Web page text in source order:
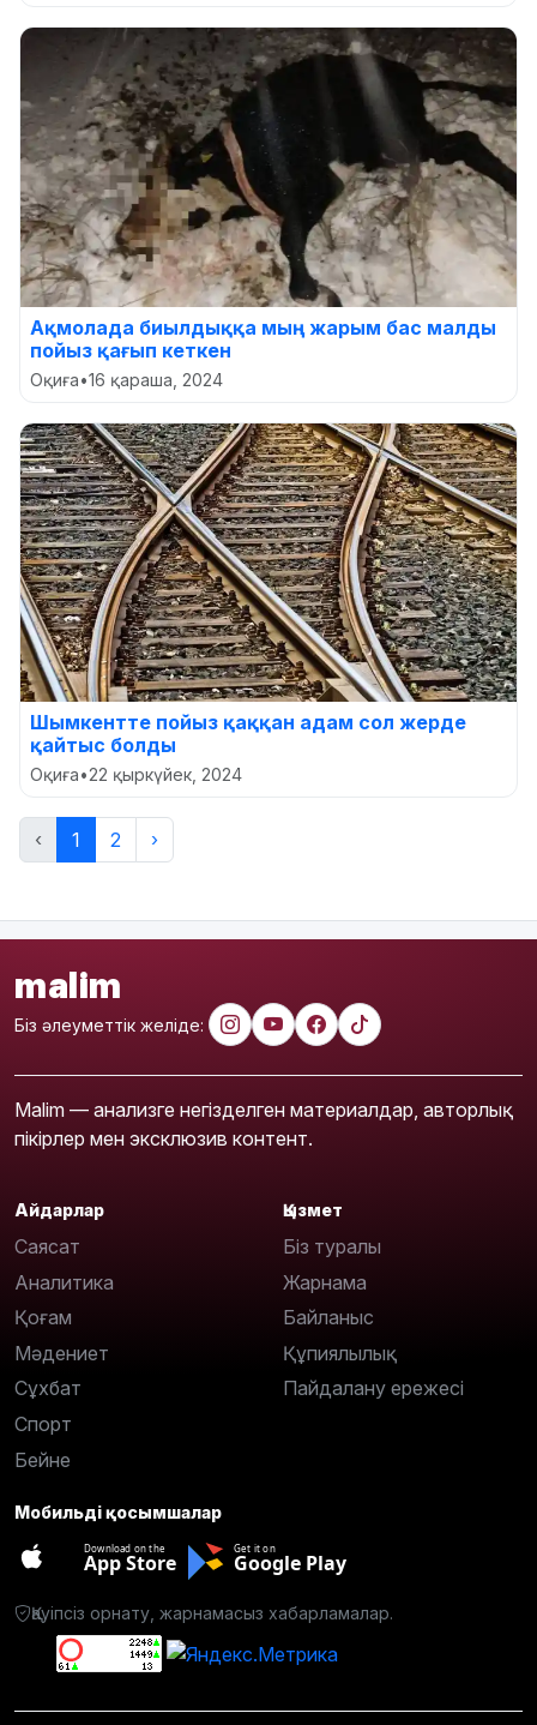
Ақмолада биылдыққа мың жарым бас малды
пойыз қағып кеткен
Оқиға•16 қараша, 2024
Шымкентте пойыз қаққан адам сол жерде
қайтыс болды
Оқиға•22 қыркүйек, 2024
‹ 1 2 ›
malim
Біз әлеуметтік желіде:
Malim — анализге негізделген материалдар, авторлық
пікірлер мен эксклюзив контент.
Айдарлар
Саясат
Аналитика
Қоғам
Мәдениет
Сұхбат
Спорт
Бейне
Қызмет
Біз туралы
Жарнама
Байланыс
Құпиялылық
Пайдалану ережесі
Мобильді қосымшалар
Download on the
App Store
Get it on
Google Play
Қауіпсіз орнату, жарнамасыз хабарламалар.